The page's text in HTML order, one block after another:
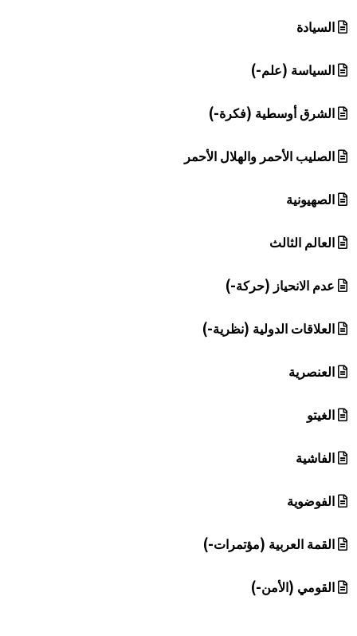
السيادة
السياسة (علم-)
الشرق أوسطية (فكرة-)
الصليب الأحمر والهلال الأحمر
الصهيونية
العالم الثالث
عدم الانحياز (حركة-)
العلاقات الدولية (نظرية-)
العنصرية
الغيتو
الفاشية
الفوضوية
القمة العربية (مؤتمرات-)
القومي (الأمن-)